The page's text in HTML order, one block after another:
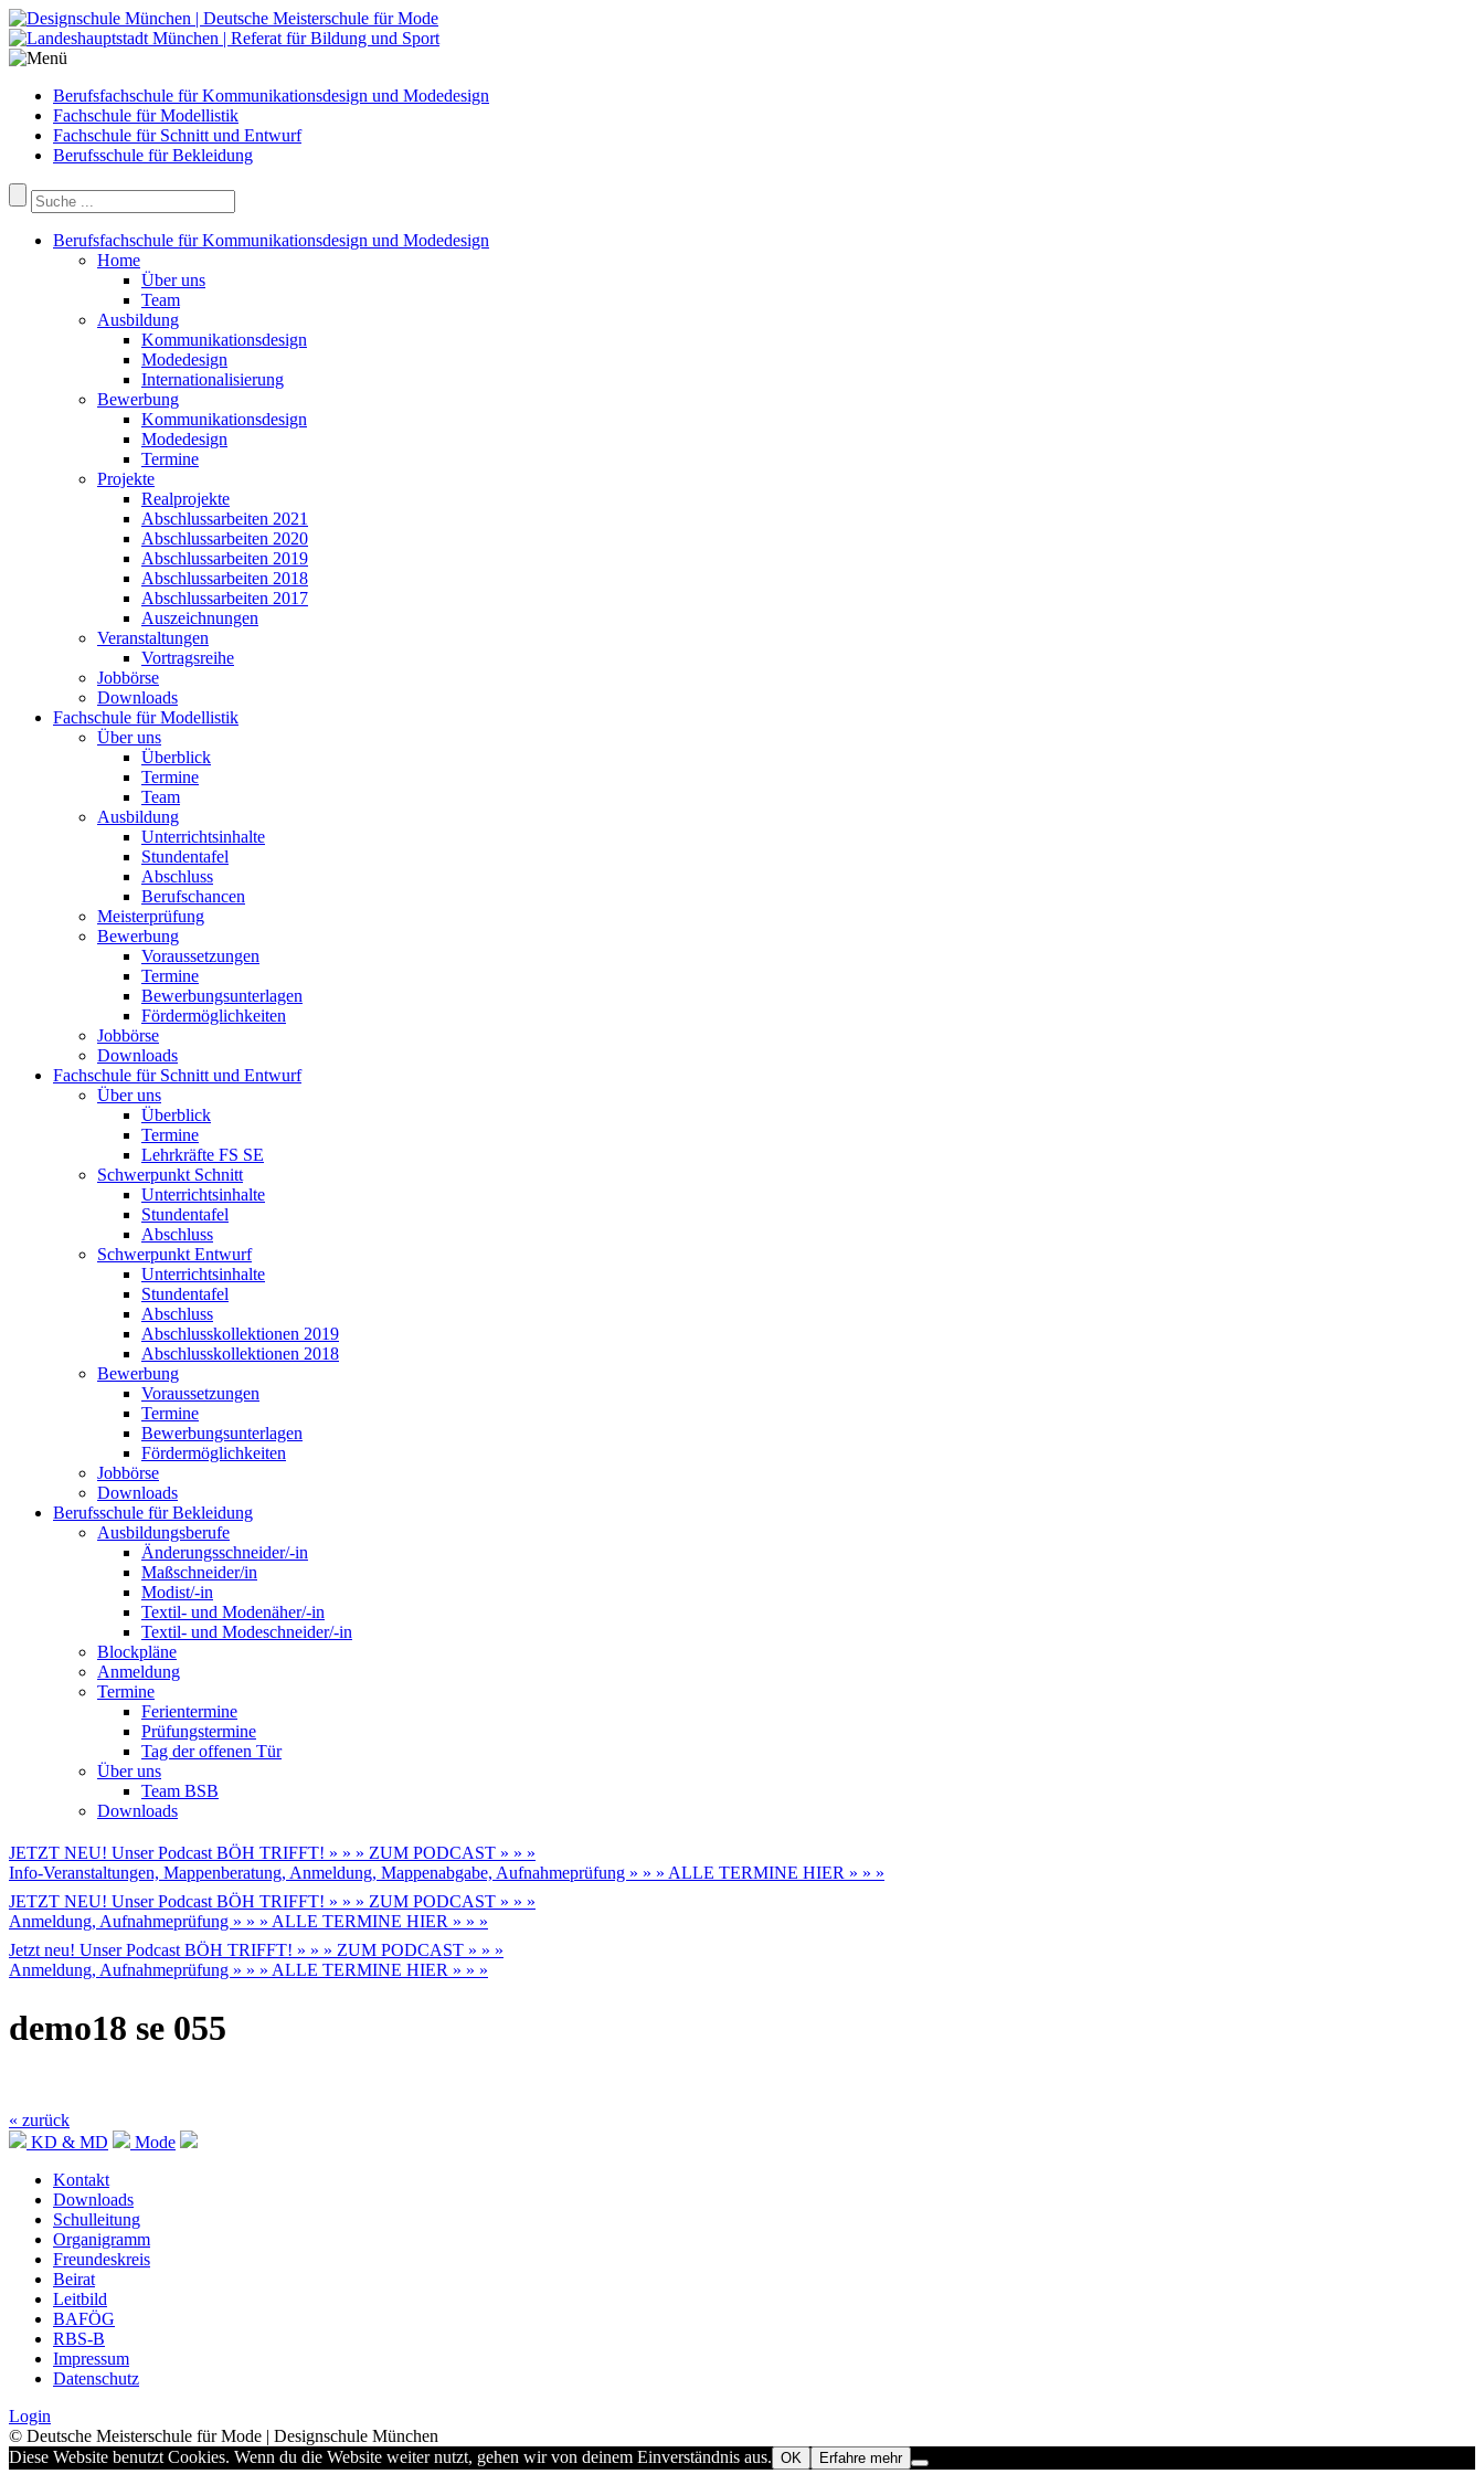
Berufsfachschule für Kommunikationsdesign und Modedesign
Fachschule für Modellistik
Fachschule für Schnitt und Entwurf
Berufsschule für Bekleidung
Berufsfachschule für Kommunikationsdesign und Modedesign
Home
Über uns
Team
Ausbildung
Kommunikationsdesign
Modedesign
Internationalisierung
Bewerbung
Kommunikationsdesign
Modedesign
Termine
Projekte
Realprojekte
Abschlussarbeiten 2021
Abschlussarbeiten 2020
Abschlussarbeiten 2019
Abschlussarbeiten 2018
Abschlussarbeiten 2017
Auszeichnungen
Veranstaltungen
Vortragsreihe
Jobbörse
Downloads
Fachschule für Modellistik
Über uns
Überblick
Termine
Team
Ausbildung
Unterrichtsinhalte
Stundentafel
Abschluss
Berufschancen
Meisterprüfung
Bewerbung
Voraussetzungen
Termine
Bewerbungsunterlagen
Fördermöglichkeiten
Jobbörse
Downloads
Fachschule für Schnitt und Entwurf
Über uns
Überblick
Termine
Lehrkräfte FS SE
Schwerpunkt Schnitt
Unterrichtsinhalte
Stundentafel
Abschluss
Schwerpunkt Entwurf
Unterrichtsinhalte
Stundentafel
Abschluss
Abschlusskollektionen 2019
Abschlusskollektionen 2018
Bewerbung
Voraussetzungen
Termine
Bewerbungsunterlagen
Fördermöglichkeiten
Jobbörse
Downloads
Berufsschule für Bekleidung
Ausbildungsberufe
Änderungsschneider/-in
Maßschneider/in
Modist/-in
Textil- und Modenäher/-in
Textil- und Modeschneider/-in
Blockpläne
Anmeldung
Termine
Ferientermine
Prüfungstermine
Tag der offenen Tür
Über uns
Team BSB
Downloads
JETZT NEU! Unser Podcast BÖH TRIFFT! » » » ZUM PODCAST » » »
Info-Veranstaltungen, Mappenberatung, Anmeldung, Mappenabgabe, Aufnahmeprüfung » » » ALLE TERMINE HIER » » »
JETZT NEU! Unser Podcast BÖH TRIFFT! » » » ZUM PODCAST » » »
Anmeldung, Aufnahmeprüfung » » » ALLE TERMINE HIER » » »
Jetzt neu! Unser Podcast BÖH TRIFFT! » » » ZUM PODCAST » » »
Anmeldung, Aufnahmeprüfung » » » ALLE TERMINE HIER » » »
demo18 se 055
« zurück
KD & MD
Mode
Kontakt
Downloads
Schulleitung
Organigramm
Freundeskreis
Beirat
Leitbild
BAFÖG
RBS-B
Impressum
Datenschutz
Login
© Deutsche Meisterschule für Mode | Designschule München
Diese Website benutzt Cookies. Wenn du die Website weiter nutzt, gehen wir von deinem Einverständnis aus. OK Erfahre mehr